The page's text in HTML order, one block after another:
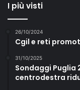
I più visti
26/10/2024
Cgil e reti
31/10/2025
Sondaggi Puglia
centrodestra